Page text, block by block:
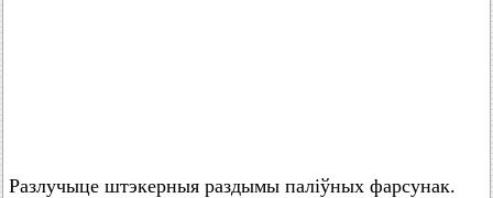
Разлучыце штэкерныя раздымы паліўных фарсунак.